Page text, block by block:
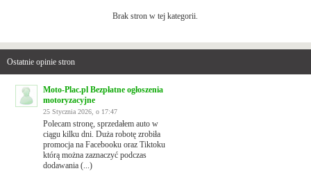
Brak stron w tej kategorii.
Ostatnie opinie stron
Moto-Plac.pl Bezpłatne ogłoszenia
motoryzacyjne
25 Stycznia 2026, o 17:47
Polecam stronę, sprzedałem auto w
ciągu kilku dni. Duża robotę zrobiła
promocja na Facebooku oraz Tiktoku
którą można zaznaczyć podczas
dodawania (...)